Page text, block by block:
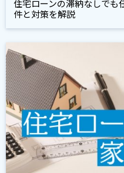
住宅ローンの滞納なしでも
件と対策を解説